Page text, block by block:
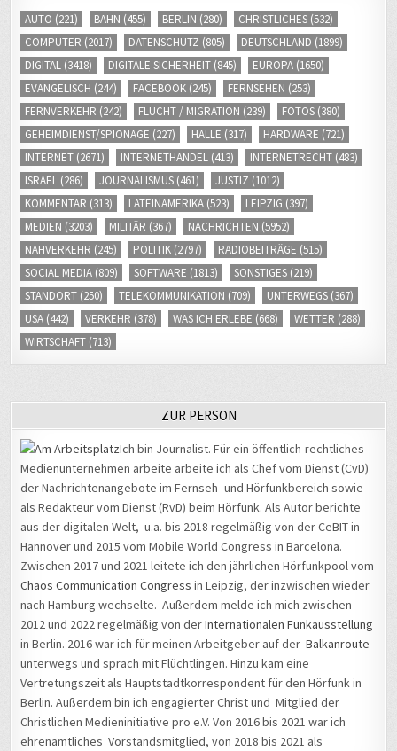
AUTO (221) BAHN (455) BERLIN (280) CHRISTLICHES (532)
COMPUTER (2017) DATENSCHUTZ (805) DEUTSCHLAND (1899)
DIGITAL (3418) DIGITALE SICHERHEIT (845) EUROPA (1650)
EVANGELISCH (244) FACEBOOK (245) FERNSEHEN (253)
FERNVERKEHR (242) FLUCHT / MIGRATION (239) FOTOS (380)
GEHEIMDIENST/SPIONAGE (227) HALLE (317) HARDWARE (721)
INTERNET (2671) INTERNETHANDEL (413) INTERNETRECHT (483)
ISRAEL (286) JOURNALISMUS (461) JUSTIZ (1012)
KOMMENTAR (313) LATEINAMERIKA (523) LEIPZIG (397)
MEDIEN (3203) MILITÄR (367) NACHRICHTEN (5952)
NAHVERKEHR (245) POLITIK (2797) RADIOBEITRÄGE (515)
SOCIAL MEDIA (809) SOFTWARE (1813) SONSTIGES (219)
STANDORT (250) TELEKOMMUNIKATION (709) UNTERWEGS (367)
USA (442) VERKEHR (378) WAS ICH ERLEBE (668) WETTER (288)
WIRTSCHAFT (713)
ZUR PERSON
Ich bin Journalist. Für ein öffentlich-rechtliches
Medienunternehmen arbeite arbeite ich als Chef vom Dienst (CvD)
der Nachrichtenangebote im Fernseh- und Hörfunkbereich sowie
als Redakteur vom Dienst (RvD) beim Hörfunk. Als Autor berichte
aus der digitalen Welt, u.a. bis 2018 regelmäßig von der CeBIT in
Hannover und 2015 vom Mobile World Congress in Barcelona.
Zwischen 2017 und 2021 leitete ich den jährlichen Hörfunkpool vom
Chaos Communication Congress in Leipzig, der inzwischen wieder
nach Hamburg wechselte. Außerdem melde ich mich zwischen
2012 und 2022 regelmäßig von derInternationalen Funkausstellung
in Berlin. 2016 war ich für meinen Arbeitgeber auf derBalkanroute
unterwegs und sprach mit Flüchtlingen. Hinzu kam eine
Vertretungszeit als Hauptstadtkorrespondent für den Hörfunk in
Berlin. Außerdem bin ich engagierter Christ und Mitglied der
Christlichen Medieninitiative pro e.V. Von 2016 bis 2021 war ich
ehrenamtliches Vorstandsmitglied, von 2018 bis 2021 als